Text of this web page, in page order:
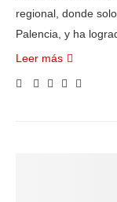
regional, donde
Palencia, y ha
Leer más